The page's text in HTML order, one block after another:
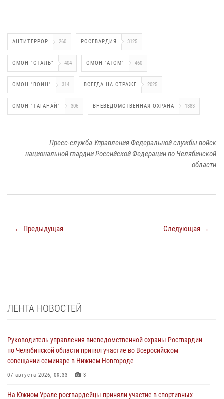
АНТИТЕРРОР 260 РОСГВАРДИЯ 3125
ОМОН "СТАЛЬ" 404 ОМОН "АТОМ" 460
ОМОН "ВОИН" 314 ВСЕГДА НА СТРАЖЕ 2025
ОМОН "ТАГАНАЙ" 306 ВНЕВЕДОМСТВЕННАЯ ОХРАНА 1383
Пресс-служба Управления Федеральной службы войск
национальной гвардии Российской Федерации по Челябинской
области
← Предыдущая Следующая →
ЛЕНТА НОВОСТЕЙ
Руководитель управления вневедомственной охраны Росгвардии
по Челябинской области принял участие во Всеросийском
совещании-семинаре в Нижнем Новгороде
07 августа 2026, 09:33 3
На Южном Урале росгвардейцы приняли участие в спортивных